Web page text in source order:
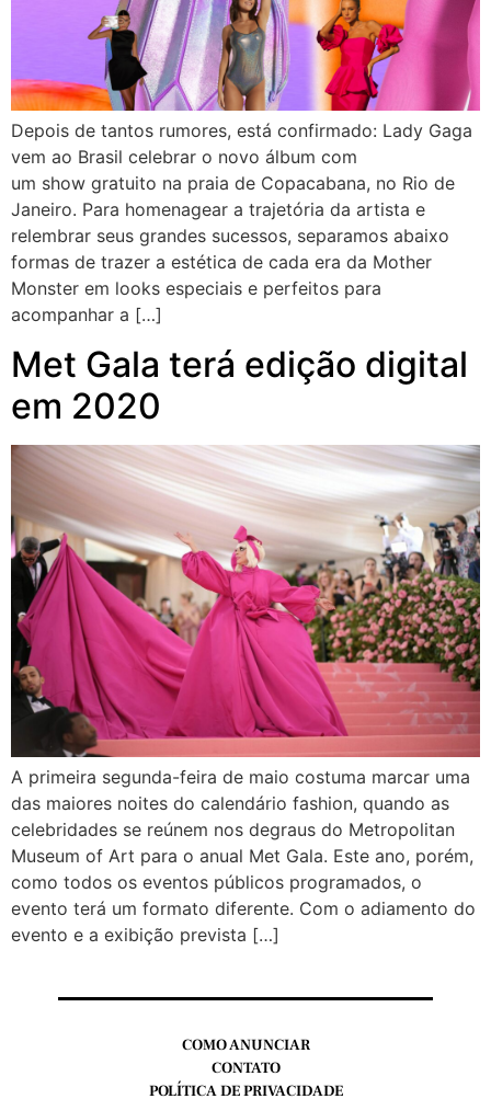
Depois de tantos rumores, está confirmado: Lady Gaga
vem ao Brasil celebrar o novo álbum com
um show gratuito na praia de Copacabana, no Rio de
Janeiro. Para homenagear a trajetória da artista e
relembrar seus grandes sucessos, separamos abaixo
formas de trazer a estética de cada era da Mother
Monster em looks especiais e perfeitos para
acompanhar a […]
Met Gala terá edição digital
em 2020
A primeira segunda-feira de maio costuma marcar uma
das maiores noites do calendário fashion, quando as
celebridades se reúnem nos degraus do Metropolitan
Museum of Art para o anual Met Gala. Este ano, porém,
como todos os eventos públicos programados, o
evento terá um formato diferente. Com o adiamento do
evento e a exibição prevista […]
COMO ANUNCIAR
CONTATO
POLÍTICA DE PRIVACIDADE